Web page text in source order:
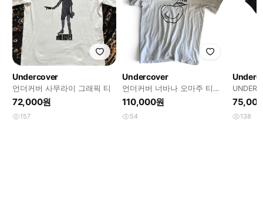
Undercover
언더커버 사무라이 그래픽 티
72,000원
157
Undercover
언더커버 너바나 오마주 티셔
츠
110,000원
54
Sense
138